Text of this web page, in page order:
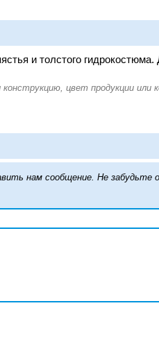
и толстого
нам сообщение. Не